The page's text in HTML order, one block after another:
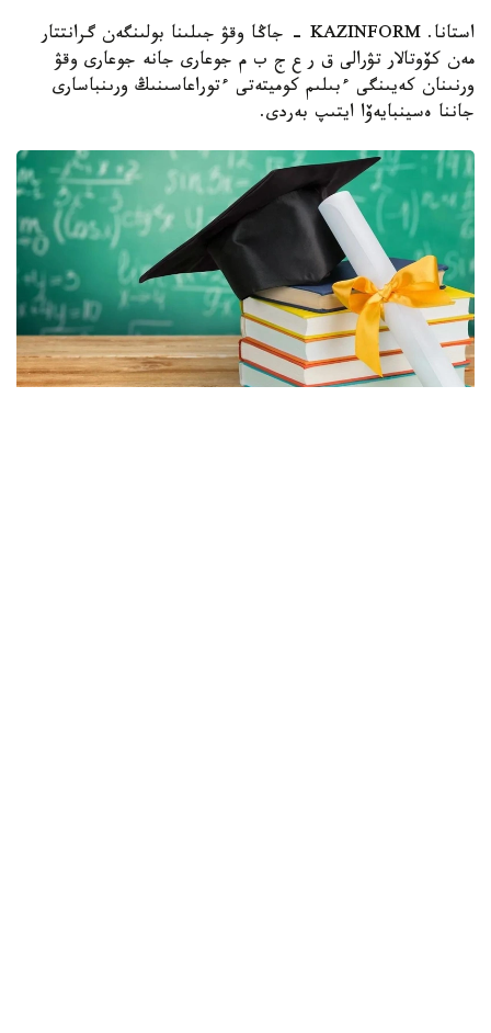
استانا. KAZINFORM - جاڭا وقۋ جىلىنا بولىنگەن گرانتتار
مەن كۆوتالار تۋرالى ق ر ع ج ب م جوعارى جانە جوعارى وقۋ
ورنىنان كەيىنگى ءبىلىم كوميتەتى ءتوراعاسىنىڭ ورىنباسارى
جاننا ەسينبايەۆا ايتىپ بەردى.